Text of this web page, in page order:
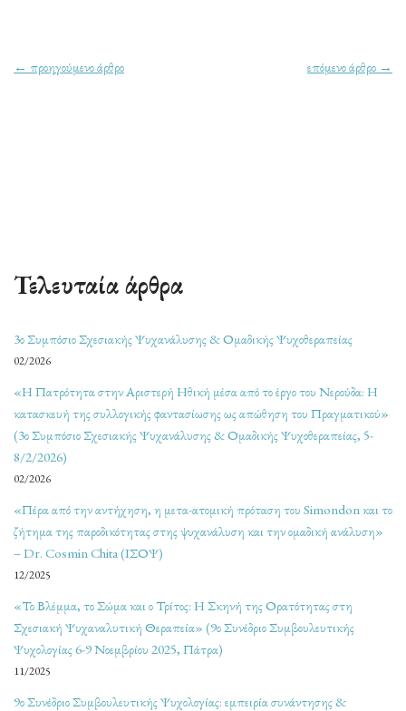
← προηγούμενο άρθρο επόμενο άρθρο →
Τελευταία άρθρα
3ο Συμπόσιο Σχεσιακής Ψυχανάλυσης & Ομαδικής Ψυχοθεραπείας
02/2026
«Η Πατρότητα στην Αριστερή Ηθική μέσα από το έργο του Νερούδα: Η
κατασκευή της συλλογικής φαντασίωσης ως απώθηση του Πραγματικού»
(3ο Συμπόσιο Σχεσιακής Ψυχανάλυσης & Ομαδικής Ψυχοθεραπείας, 5-
8/2/2026)
02/2026
«Πέρα από την αντήχηση, η μετα-ατομική πρόταση του Simondon και το
ζήτημα της παροδικότητας στης ψυχανάλυση και την ομαδική ανάλυση»
– Dr. Cosmin Chita (ΙΣΟΨ)
12/2025
«Το Βλέμμα, το Σώμα και ο Τρίτος: Η Σκηνή της Ορατότητας στη
Σχεσιακή Ψυχαναλυτική Θεραπεία» (9ο Συνέδριο Συμβουλευτικής
Ψυχολογίας 6-9 Νοεμβρίου 2025, Πάτρα)
11/2025
9ο Συνέδριο Συμβουλευτικής Ψυχολογίας: εμπειρία συνάντησης &